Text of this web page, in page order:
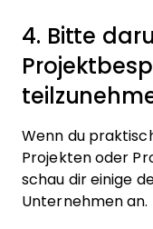
4. Bitte
Wenn du
Projekten oder
schau dir einige
Unternehmen an.